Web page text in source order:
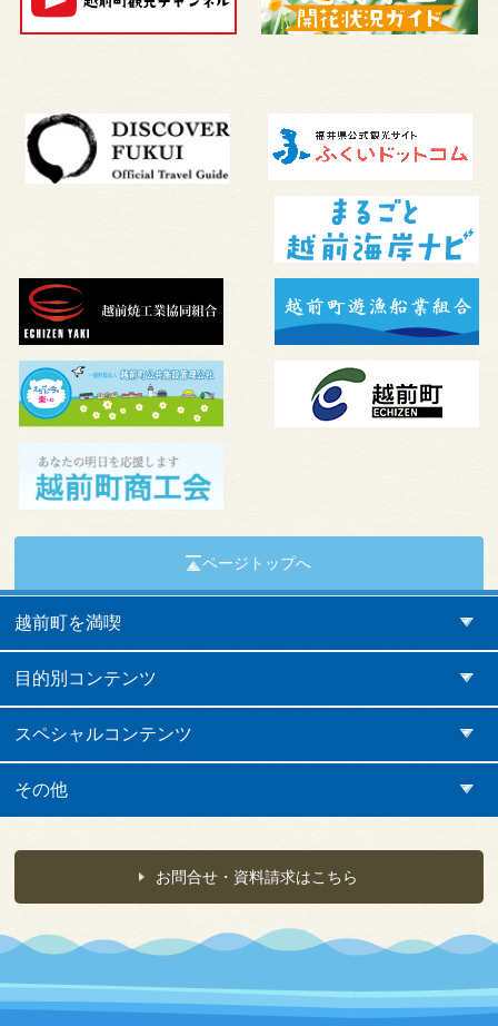
ページトップへ
越前町を満喫
目的別コンテンツ
スペシャルコンテンツ
その他
お問合せ・資料請求はこちら